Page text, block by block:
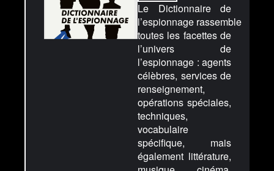
Le Dictionnaire de
l’espionnage rassemble
toutes les facettes de
l’univers de
l’espionnage : agents
célèbres, services de
renseignement,
opérations spéciales,
techniques,
vocabulaire
spécifique, mais
également littérature,